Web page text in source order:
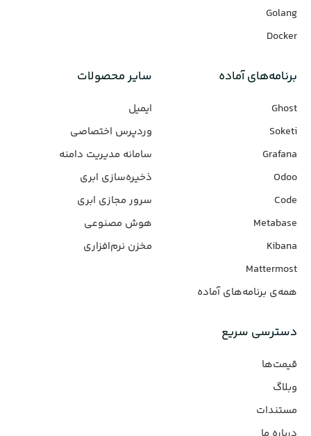
Golang
Docker
برنامه‌های‌ آماده
Ghost
Soketi
Grafana
Odoo
Code
Metabase
Kibana
Mattermost
همه‌ی برنامه‌های آماده
سایر محصولات
ایمیل
وردپرس‌ اختصاصی
سامانه مدیریت دامنه
ذخیره‌سازی ابری
سرور مجازی ابری
هوش مصنوعی
مخزن نرم‌افزاری
دسترسی سریع
قیمت‌ها
وبلاگ
مستندات